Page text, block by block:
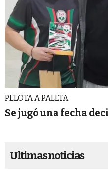
PELOTA A PALETA
Se jugó una fecha
Ultimas noticias